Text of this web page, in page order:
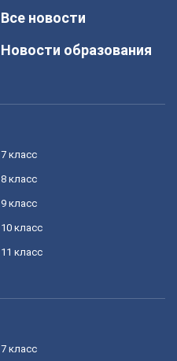
Все новости
Новости образования
7 класс
8 класс
9 класс
10 класс
11 класс
7 класс